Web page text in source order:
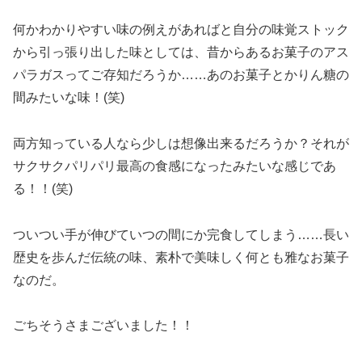
何かわかりやすい味の例えがあればと自分の味覚ストック
から引っ張り出した味としては、昔からあるお菓子のアス
パラガスってご存知だろうか……あのお菓子とかりん糖の
間みたいな味！(笑)
両方知っている人なら少しは想像出来るだろうか？それが
サクサクパリパリ最高の食感になったみたいな感じであ
る！！(笑)
ついつい手が伸びていつの間にか完食してしまう……長い
歴史を歩んだ伝統の味、素朴で美味しく何とも雅なお菓子
なのだ。
ごちそうさまございました！！